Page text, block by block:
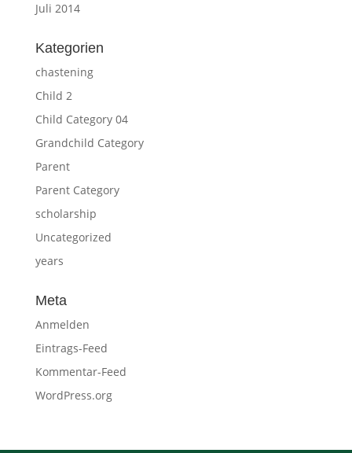
Juli 2014
Kategorien
chastening
Child 2
Child Category 04
Grandchild Category
Parent
Parent Category
scholarship
Uncategorized
years
Meta
Anmelden
Eintrags-Feed
Kommentar-Feed
WordPress.org